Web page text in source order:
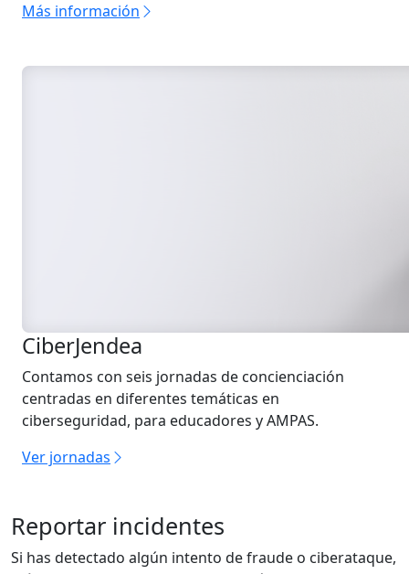
Más información
CiberJendea
Contamos con seis jornadas de concienciación
centradas en diferentes temáticas en
ciberseguridad, para educadores y AMPAS.
Ver jornadas
Reportar incidentes
Si has detectado algún intento de fraude o ciberataque,